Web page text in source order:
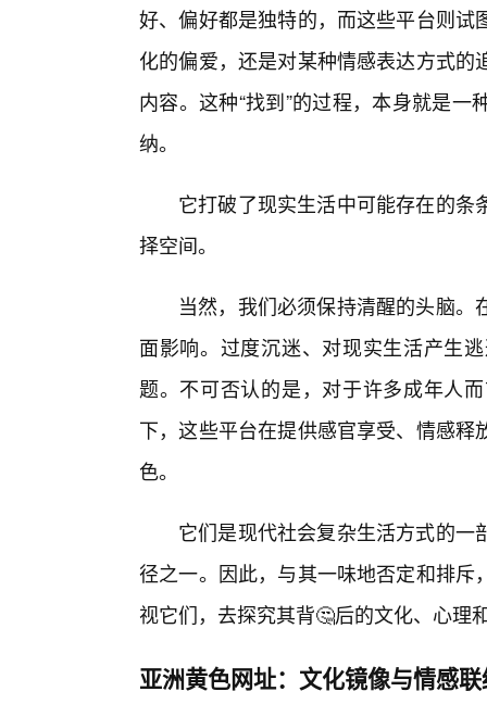
好、偏好都是独特的，而这些平台则
化的偏爱，还是对某种情感表达方式
内容。这种“找到”的过程，本身就是
纳。
它打破了现实生活中可能存在的
择空间。
当然，我们必须保持清醒的头脑
面影响。过度沉迷、对现实生活产生
题。不可否认的是，对于许多成年人
下，这些平台在提供感官享受、情感
色。
它们是现代社会复杂生活方式的
径之一。因此，与其一味地否定和排
视它们，去探究其背🤔后的文化、心理
亚洲黄色网址：文化镜像与情感